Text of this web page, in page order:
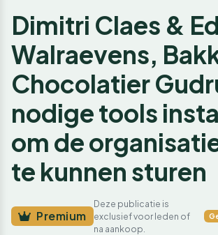
Dimitri Claes &
Walraevens,
Chocolatier
nodige tools
om de
te kunnen sturen
Premium
Deze publicatie is
exclusief voor leden of
na aankoop.